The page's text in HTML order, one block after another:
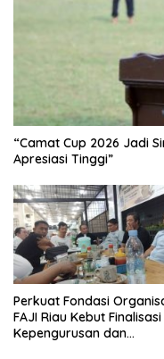
“Camat Cup 2026 Jadi
Apresiasi Tinggi”
Perkuat Fondasi
FAJI Riau Kebut Finalisasi
Kepengurusan dan